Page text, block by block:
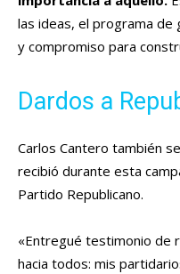
las ideas, el programa
y compromiso para
Dardos a
Carlos Cantero también
recibió durante esta
Partido Republicano.
«Entregué testimonio de
hacia todos: mis